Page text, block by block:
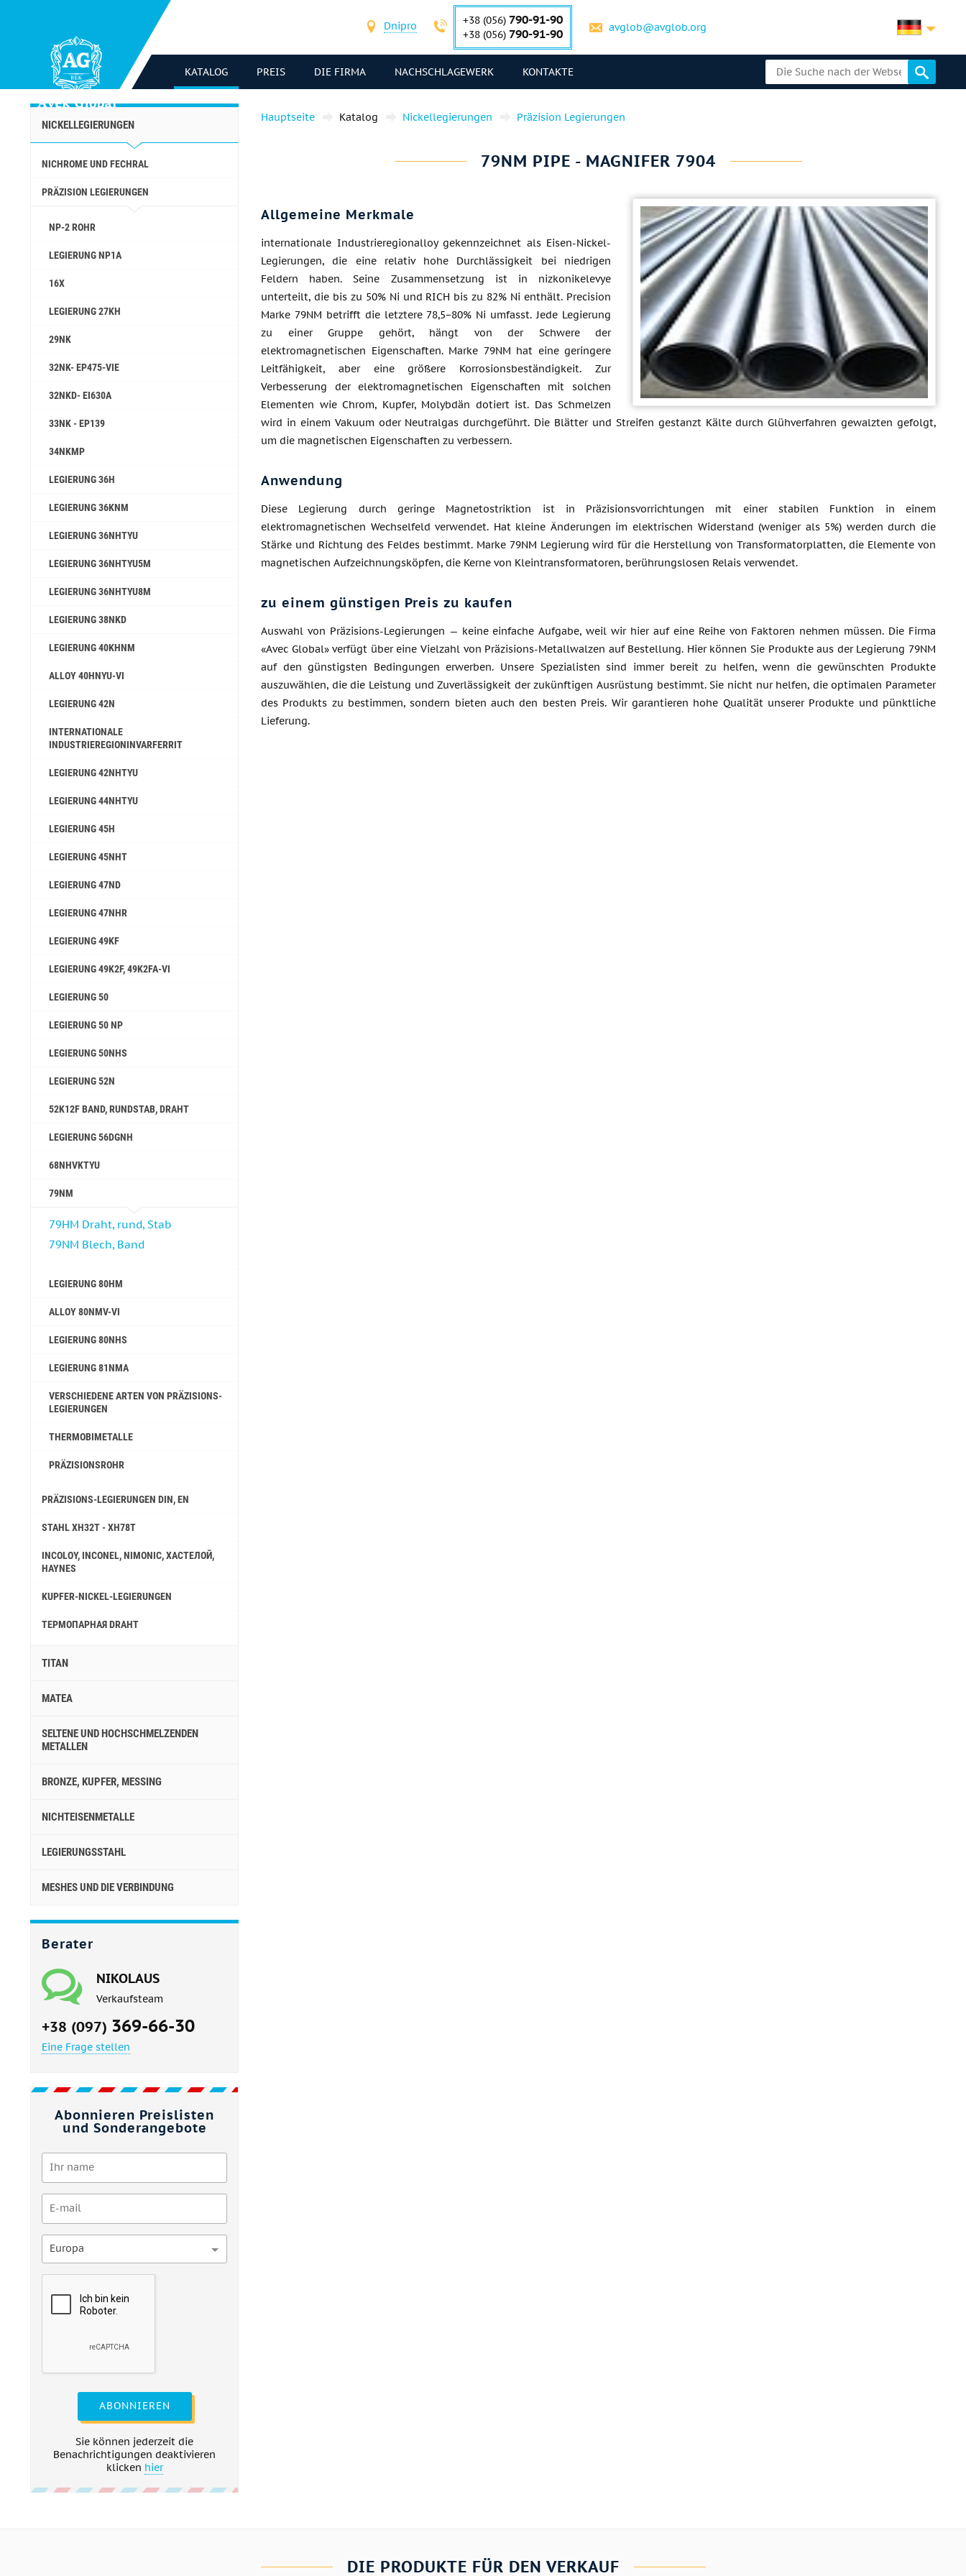
Dnipro +38 (056) 790-91-90
+38 (056) 790-91-90 avglob@avglob.org
KATALOG PREIS DIE FIRMA NACHSCHLAGEWERK KONTAKTE
NICKELLEGIERUNGEN
NICHROME UND FECHRAL
PRÄZISION LEGIERUNGEN
NP-2 ROHR
LEGIERUNG NP1A
16X
LEGIERUNG 27KH
29NK
32NK- EP475-VIE
32NKD- EI630A
33NK - EP139
34NKMP
LEGIERUNG 36H
LEGIERUNG 36KNM
LEGIERUNG 36NHTYU
LEGIERUNG 36NHTYU5M
LEGIERUNG 36NHTYU8M
LEGIERUNG 38NKD
LEGIERUNG 40KHNM
ALLOY 40HNYU-VI
LEGIERUNG 42N
INTERNATIONALE
INDUSTRIEREGIONINVARFERRIT
LEGIERUNG 42NHTYU
LEGIERUNG 44NHTYU
LEGIERUNG 45H
LEGIERUNG 45NHT
LEGIERUNG 47ND
LEGIERUNG 47NHR
LEGIERUNG 49KF
LEGIERUNG 49K2F, 49K2FA-VI
LEGIERUNG 50
LEGIERUNG 50 NP
LEGIERUNG 50NHS
LEGIERUNG 52N
52K12F BAND, RUNDSTAB, DRAHT
LEGIERUNG 56DGNH
68NHVKTYU
79NM
79НМ Draht, rund, Stab
79NM Blech, Band
LEGIERUNG 80НМ
ALLOY 80NMV-VI
LEGIERUNG 80NHS
LEGIERUNG 81NMA
VERSCHIEDENE ARTEN VON PRÄZISIONS-
LEGIERUNGEN
THERMOBIMETALLE
PRÄZISIONSROHR
PRÄZISIONS-LEGIERUNGEN DIN, EN
STAHL ХН32Т - ХН78Т
INCOLOY, INCONEL, NIMONIC, ХАСТЕЛОЙ,
HAYNES
KUPFER-NICKEL-LEGIERUNGEN
ТЕРМОПАРНАЯ DRAHT
TITAN
MATEA
SELTENE UND HOCHSCHMELZENDEN
METALLEN
BRONZE, KUPFER, MESSING
NICHTEISENMETALLE
LEGIERUNGSSTAHL
MESHES UND DIE VERBINDUNG
Berater
NIKOLAUS
Verkaufsteam
+38 (097) 369-66-30
Eine Frage stellen
Abonnieren Preislisten
und Sonderangebote
Europa
ABONNIEREN
Sie können jederzeit die
Benachrichtigungen deaktivieren
klicken hier
Hauptseite Katalog Nickellegierungen Präzision Legierungen
79NM PIPE - MAGNIFER 7904
Allgemeine Merkmale
internationale Industrieregionalloy gekennzeichnet als Eisen-Nickel-
Legierungen, die eine relativ hohe Durchlässigkeit bei niedrigen
Feldern haben. Seine Zusammensetzung ist in nizkonikelevye
unterteilt, die bis zu 50% Ni und RICH bis zu 82% Ni enthält. Precision
Marke 79NM betrifft die letztere 78,5−80% Ni umfasst. Jede Legierung
zu einer Gruppe gehört, hängt von der Schwere der
elektromagnetischen Eigenschaften. Marke 79NM hat eine geringere
Leitfähigkeit, aber eine größere Korrosionsbeständigkeit. Zur
Verbesserung der elektromagnetischen Eigenschaften mit solchen
Elementen wie Chrom, Kupfer, Molybdän dotiert ist. Das Schmelzen
wird in einem Vakuum oder Neutralgas durchgeführt. Die Blätter und Streifen gestanzt Kälte durch Glühverfahren gewalzten gefolgt,
um die magnetischen Eigenschaften zu verbessern.
Anwendung
Diese Legierung durch geringe Magnetostriktion ist in Präzisionsvorrichtungen mit einer stabilen Funktion in einem
elektromagnetischen Wechselfeld verwendet. Hat kleine Änderungen im elektrischen Widerstand (weniger als 5%) werden durch die
Stärke und Richtung des Feldes bestimmt. Marke 79NM Legierung wird für die Herstellung von Transformatorplatten, die Elemente von
magnetischen Aufzeichnungsköpfen, die Kerne von Kleintransformatoren, berührungslosen Relais verwendet.
zu einem günstigen Preis zu kaufen
Auswahl von Präzisions-Legierungen — keine einfache Aufgabe, weil wir hier auf eine Reihe von Faktoren nehmen müssen. Die Firma
«Avec Global» verfügt über eine Vielzahl von Präzisions-Metallwalzen auf Bestellung. Hier können Sie Produkte aus der Legierung 79NM
auf den günstigsten Bedingungen erwerben. Unsere Spezialisten sind immer bereit zu helfen, wenn die gewünschten Produkte
auszuwählen, die die Leistung und Zuverlässigkeit der zukünftigen Ausrüstung bestimmt. Sie nicht nur helfen, die optimalen Parameter
des Produkts zu bestimmen, sondern bieten auch den besten Preis. Wir garantieren hohe Qualität unserer Produkte und pünktliche
Lieferung.
DIE PRODUKTE FÜR DEN VERKAUF